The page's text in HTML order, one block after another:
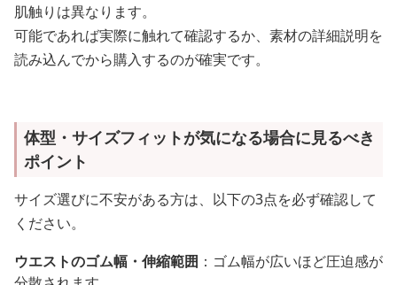
肌触りは異なります。
可能であれば実際に触れて確認するか、素材の詳細説明を
読み込んでから購入するのが確実です。
体型・サイズフィットが気になる場合に見るべき
ポイント
サイズ選びに不安がある方は、以下の3点を必ず確認して
ください。
ウエストのゴム幅・伸縮範囲 ：ゴム幅が広いほど圧迫感が